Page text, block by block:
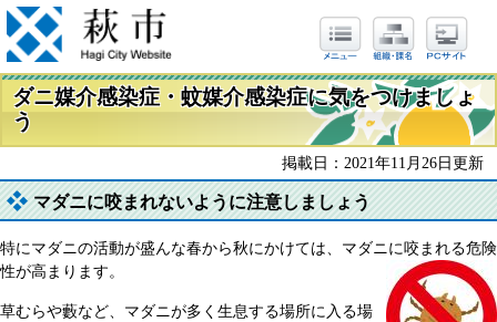
ダニ媒介感染症・蚊媒介感染症に気をつけましょ
う
掲載日：2021年11月26日更新
マダニに咬まれないように注意しましょう
特にマダニの活動が盛んな春から秋にかけては、マダニに咬まれる危険
性が高まります。
草むらや藪など、マダニが多く生息する場所に入る場